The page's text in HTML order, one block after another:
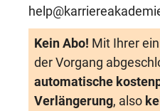
Kein Abo! Mit Ihrer
der Vorgang
automatische
Verlängerung, also